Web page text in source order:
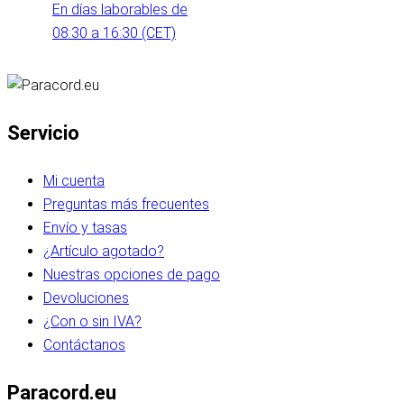
En días laborables de
08:30 a 16:30 (CET)
Servicio
Mi cuenta
Preguntas más frecuentes
Envío y tasas
¿Artículo agotado?
Nuestras opciones de pago
Devoluciones
¿Con o sin IVA?
Contáctanos
Paracord.eu